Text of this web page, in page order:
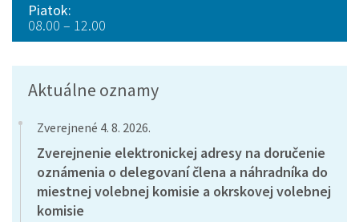
Piatok:
08.00 – 12.00
Aktuálne oznamy
Zverejnené 4. 8. 2026.
Zverejnenie elektronickej adresy na doručenie
oznámenia o delegovaní člena a náhradníka do
miestnej volebnej komisie a okrskovej volebnej
komisie